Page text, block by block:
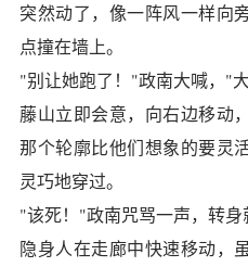
突然动了，像一阵风一样向
点撞在墙上。
"别让她跑了！"政南大喊，"
藤山立即会意，向右边移动
那个轮廓比他们想象的要灵
灵巧地穿过。
"该死！"政南咒骂一声，转身
隐身人在走廊中快速移动，